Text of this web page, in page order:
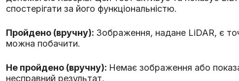
спостерігати за його функціональністю.
Пройдено (вручну): Зображення, надане LiDAR, є
можна побачити.
Не пройдено (вручну): Немає зображення або
несправний результат.